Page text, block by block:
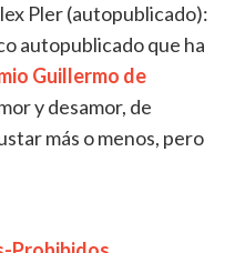
Pler (autopublicado):
autopublicado que ha
Guillermo de
y desamor, de
más o menos, pero